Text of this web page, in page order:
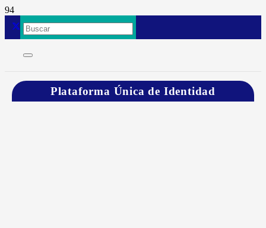
Plataforma Única de Identidad